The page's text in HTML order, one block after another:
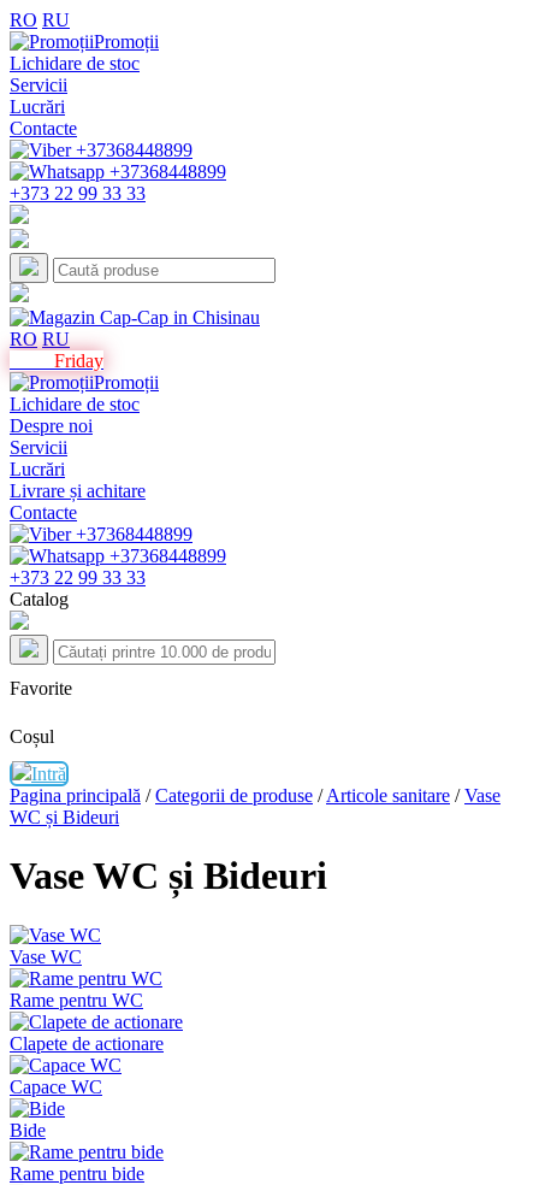
RO RU
Promoții
Lichidare de stoc
Servicii
Lucrări
Contacte
+373 22 99 33 33
RO RU
Friday
Promoții
Lichidare de stoc
Despre noi
Servicii
Lucrări
Livrare și achitare
Contacte
+373 22 99 33 33
Catalog
Favorite
Coșul
Intră
Pagina principală / Categorii de produse / Articole sanitare / Vase
WC și Bideuri
Vase WC și Bideuri
Vase WC
Rame pentru WC
Clapete de actionare
Capace WC
Bide
Rame pentru bide